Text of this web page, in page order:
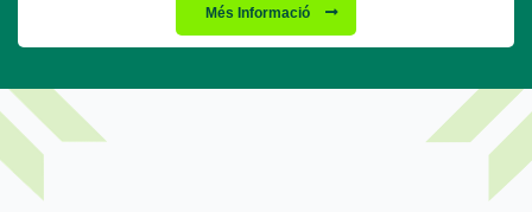
Més Informació